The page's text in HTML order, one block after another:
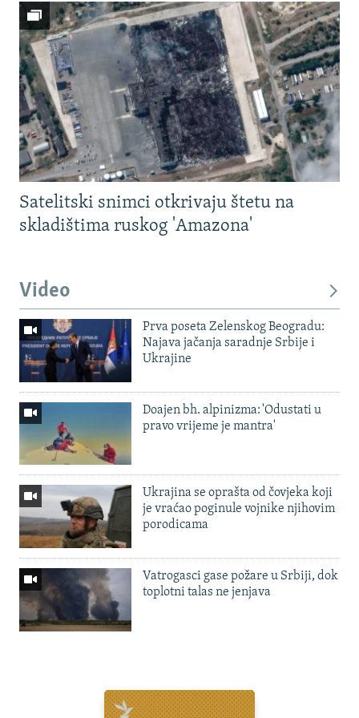
Satelitski snimci otkrivaju štetu na
skladištima ruskog 'Amazona'
Video
Prva poseta Zelenskog Beogradu:
Najava jačanja saradnje Srbije i
Ukrajine
Doajen bh. alpinizma: 'Odustati u
pravo vrijeme je mantra'
Ukrajina se oprašta od čovjeka koji
je vraćao poginule vojnike njihovim
porodicama
Vatrogasci gase požare u Srbiji, dok
toplotni talas ne jenjava